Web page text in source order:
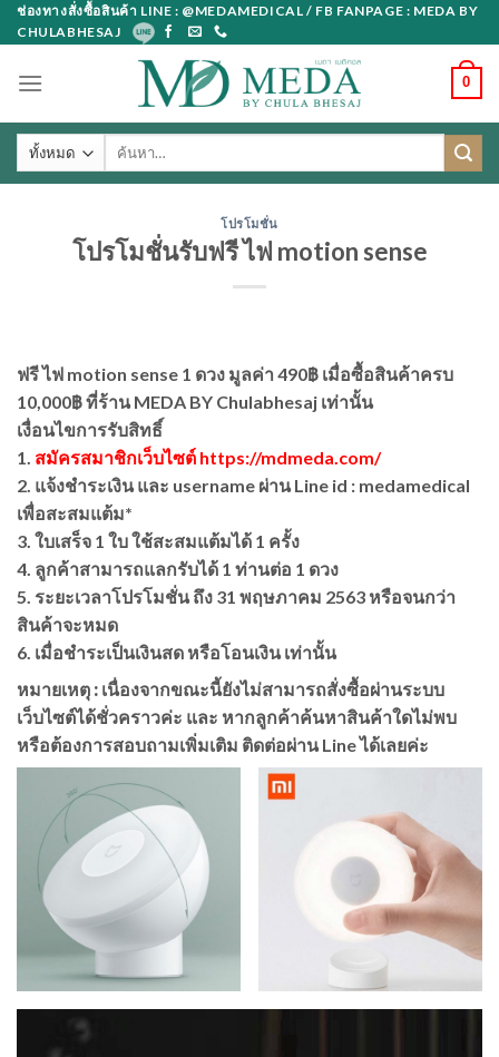
Skip
to
ช่องทางสั่งซื้อสินค้า LINE : @MEDAMEDICAL / FB FANPAGE : MEDA BY
CHULABHESAJ
0
ค้นหา:
โปรโมชั่น
โปรโมชั่นรับฟรี ไฟ motion sense
ฟรี ไฟ motion sense 1 ดวง มูลค่า 490฿ เมื่อซื้อสินค้าครบ
10,000฿ ที่ร้าน MEDA BY Chulabhesaj เท่านั้น
เงื่อนไขการรับสิทธิ์
1. สมัครสมาชิกเว็บไซต์ https://mdmeda.com/
2. แจ้งชำระเงิน และ username ผ่าน Line id : medamedical
เพื่อสะสมแต้ม*
3. ใบเสร็จ 1 ใบ ใช้สะสมแต้มได้ 1 ครั้ง
4. ลูกค้าสามารถแลกรับได้ 1 ท่านต่อ 1 ดวง
5. ระยะเวลาโปรโมชั่น ถึง 31 พฤษภาคม 2563 หรือจนกว่า
สินค้าจะหมด
6. เมื่อชำระเป็นเงินสด หรือโอนเงิน เท่านั้น
หมายเหตุ : เนื่องจากขณะนี้ยังไม่สามารถสั่งซื้อผ่านระบบ
เว็บไซต์ได้ชั่วคราวค่ะ และ หากลูกค้าค้นหาสินค้าใดไม่พบ
หรือต้องการสอบถามเพิ่มเติม ติดต่อผ่าน Line ได้เลยค่ะ